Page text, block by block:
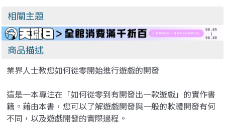
for the Aspiring
Software
Craftsman)
相關主題
商品描述
業界人士教您如何從零開始進行遊戲的開發
這是一本專注在「如何從零到有開發出一款遊戲」的實作書
籍。藉由本書，您可以了解遊戲開發與一般的軟體開發有何
不同，以及遊戲開發的實際過程。